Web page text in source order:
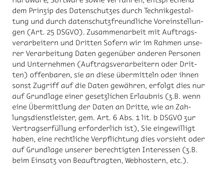
dem Prin­zip des Da­ten­schut­zes durch Tech­nik­ge­stal­
tung und durch da­ten­schutz­freund­li­che Vor­ein­stel­lun­
gen (Art. 25 DS­GVO). Zu­sam­men­ar­beit mit Auf­trags­
ver­ar­bei­tern und Drit­ten So­fern wir im Rah­men un­se­
rer Ver­ar­bei­tung Da­ten ge­gen­über an­de­ren Per­so­nen
und Un­ter­neh­men (Auf­trags­ver­ar­bei­tern oder Drit­
ten) of­fen­ba­ren, sie an die­se über­mit­teln oder ih­nen
sonst Zu­griff auf die Da­ten ge­wäh­ren, er­folgt dies nur
auf Grund­la­ge ei­ner ge­setz­li­chen Er­laub­nis (z.B. wenn
eine Über­mitt­lung der Da­ten an Drit­te, wie an Zah­
lungs­dienst­leis­ter, gem. Art. 6 Abs. 1 lit. b DS­GVO zur
Ver­trags­er­fül­lung er­for­der­lich ist), Sie ein­ge­wil­ligt
ha­ben, eine recht­li­che Ver­pflich­tung dies vor­sieht oder
auf Grund­la­ge un­se­rer be­rech­tig­ten In­ter­es­sen (z.B.
beim Ein­satz von Be­auf­trag­ten, Web­hos­tern, etc.).